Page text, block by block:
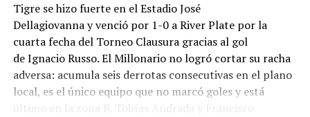
Tigre se hizo fuerte en el Estadio José
Dellagiovanna y venció por 1-0 a River Plate por la
cuarta fecha del Torneo Clausura gracias al gol
de Ignacio Russo. El Millonario no logró cortar su racha
adversa: acumula seis derrotas consecutivas en el plano
local, es el único equipo que no marcó goles y está
último en la zona B. Tobías Andrada y Francisco